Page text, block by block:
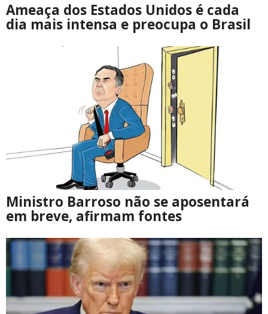
Ameaça dos Estados Unidos é cada
dia mais intensa e preocupa o Brasil
Ministro Barroso não se aposentará
em breve, afirmam fontes